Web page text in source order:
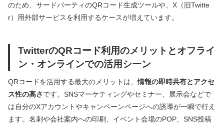
のため、サードパーティのQRコード生成ツールや、X（旧Twitte
r）用外部サービスを利用するケースが増えています。
TwitterのQRコード利用のメリットとオフライ
ン・オンラインでの活用シーン
QRコードを活用する最大のメリットは、情報の即時共有とアクセ
ス性の高さです。SNSマーケティングやセミナー、展示会などで
は自分のXアカウントやキャンペーンページへの誘導が一瞬で行え
ます。名刺や会社案内への印刷、イベント会場のPOP、SNS投稿